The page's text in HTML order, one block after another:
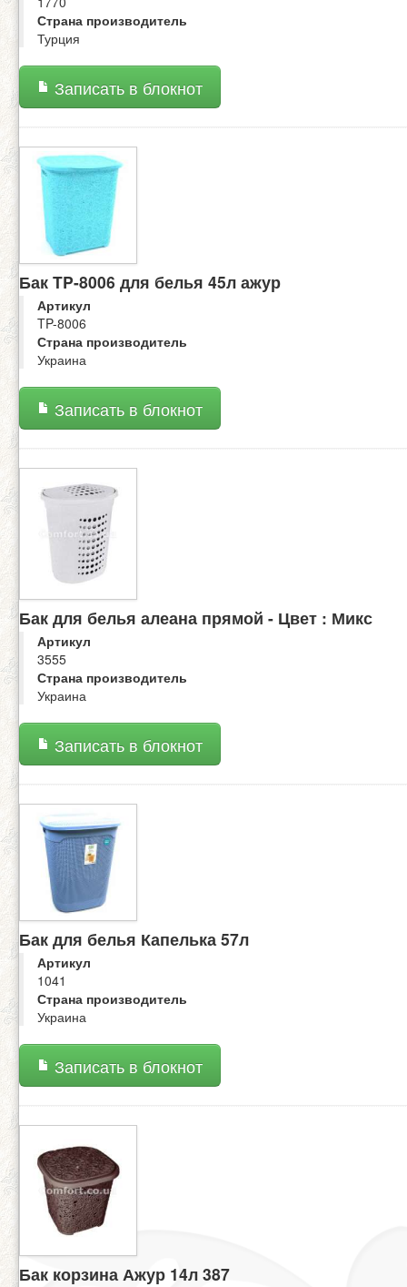
Страна производитель
Турция
Записать в блокнот
Бак TP-8006 для белья 45л ажур
Артикул
TP-8006
Страна производитель
Украина
Записать в блокнот
Бак для белья алеана прямой - Цвет : Микс
Артикул
3555
Страна производитель
Украина
Записать в блокнот
Бак для белья Капелька 57л
Артикул
1041
Страна производитель
Украина
Записать в блокнот
Бак корзина Ажур 14л 387